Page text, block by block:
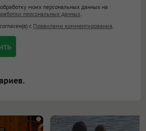
<u>, <i>, <em>, <s>, <big>,
<sub>, <pre>, <ul>, <ol>, <li>,
экранирует HTML,
становятся
img] будет
моих персональных данных на
персональных данных.
с Правилами комментирования.
i